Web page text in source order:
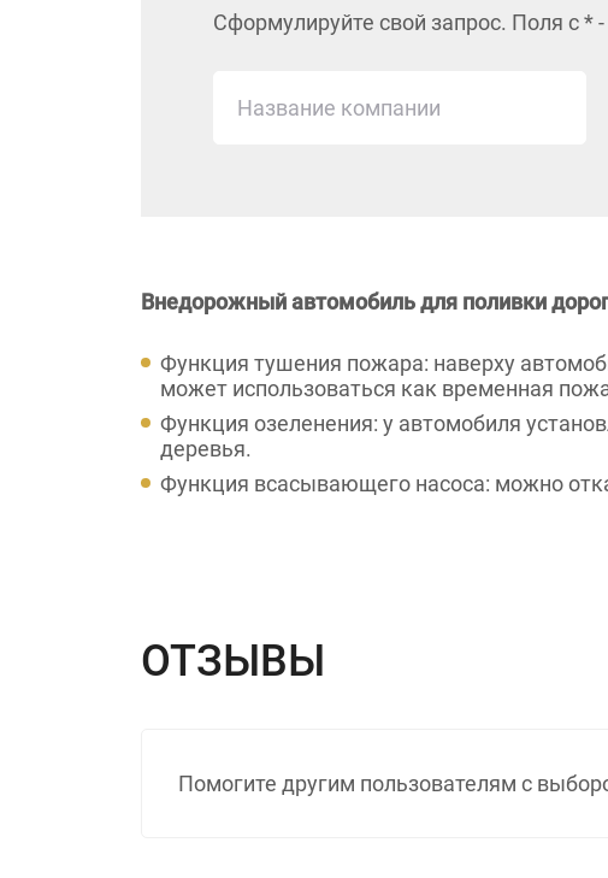
Сформулируйте свой запрос. Поля с *
Внедорожный автомобиль для поливки
Функция тушения пожара: наверху
может использоваться как временная
Функция озеленения: у автомобиля
деревья.
Функция всасывающего насоса: можно
ОТЗЫВЫ
Помогите другим пользователям с